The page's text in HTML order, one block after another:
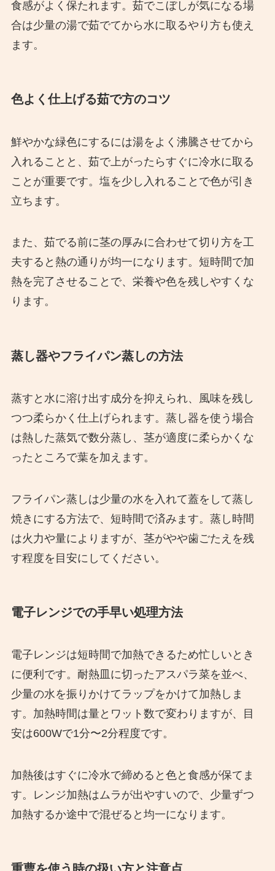
食感がよく保たれます。茹でこぼしが気になる場
合は少量の湯で茹でてから水に取るやり方も使え
ます。
色よく仕上げる茹で方のコツ
鮮やかな緑色にするには湯をよく沸騰させてから
入れることと、茹で上がったらすぐに冷水に取る
ことが重要です。塩を少し入れることで色が引き
立ちます。
また、茹でる前に茎の厚みに合わせて切り方を工
夫すると熱の通りが均一になります。短時間で加
熱を完了させることで、栄養や色を残しやすくな
ります。
蒸し器やフライパン蒸しの方法
蒸すと水に溶け出す成分を抑えられ、風味を残し
つつ柔らかく仕上げられます。蒸し器を使う場合
は熱した蒸気で数分蒸し、茎が適度に柔らかくな
ったところで葉を加えます。
フライパン蒸しは少量の水を入れて蓋をして蒸し
焼きにする方法で、短時間で済みます。蒸し時間
は火力や量によりますが、茎がやや歯ごたえを残
す程度を目安にしてください。
電子レンジでの手早い処理方法
電子レンジは短時間で加熱できるため忙しいとき
に便利です。耐熱皿に切ったアスパラ菜を並べ、
少量の水を振りかけてラップをかけて加熱しま
す。加熱時間は量とワット数で変わりますが、目
安は600Wで1分〜2分程度です。
加熱後はすぐに冷水で締めると色と食感が保てま
す。レンジ加熱はムラが出やすいので、少量ずつ
加熱するか途中で混ぜると均一になります。